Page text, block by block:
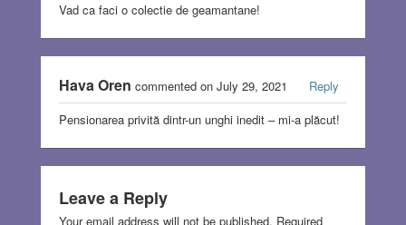
Vad ca faci o colectie de geamantane!
Hava Oren commented on July 29, 2021
Reply
Pensionarea privită dintr-un unghi inedit – mi-a plăcut!
Leave a Reply
Your email address will not be published. Required